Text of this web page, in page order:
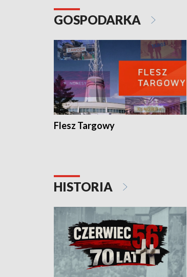
GOSPODARKA
Flesz Targowy
HISTORIA